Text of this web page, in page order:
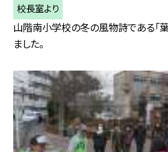
校長室より
山階南小学校の冬の風物詩である「
ました。